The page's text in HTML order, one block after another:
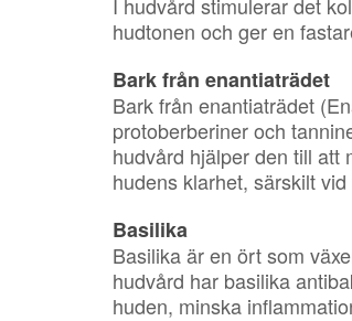
hudtonen och ger en
Bark från enantiaträdet
Bark från enantiaträdet
protoberberiner och
hudvård hjälper den till att
hudens klarhet, särskilt
Basilika
Basilika är en ört som
hudvård har basilika
huden, minska